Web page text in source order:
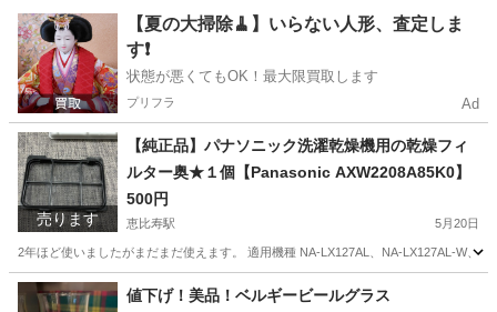
東京 渋谷区 恵比寿駅 食器 無い
【夏の大掃除🧹】いらない人形、査定しま
す❗️
状態が悪くてもOK！最大限買取します
プリフラ Ad
売ります
【純正品】パナソニック洗濯乾燥機用の乾燥フィ
ルター奥★１個【Panasonic AXW2208A85K0】
500円
恵比寿駅 5月20日
2年ほど使いましたがまだまだ使えます。 適用機種 NA-LX127AL、NA-LX127AL-W、
東京 渋谷区 恵比寿駅 生活家電 Panasonic
値下げ！美品！ベルギービールグラス